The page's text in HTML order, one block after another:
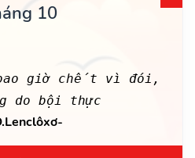
10
bao giờ chết vì đói,
do bội thực